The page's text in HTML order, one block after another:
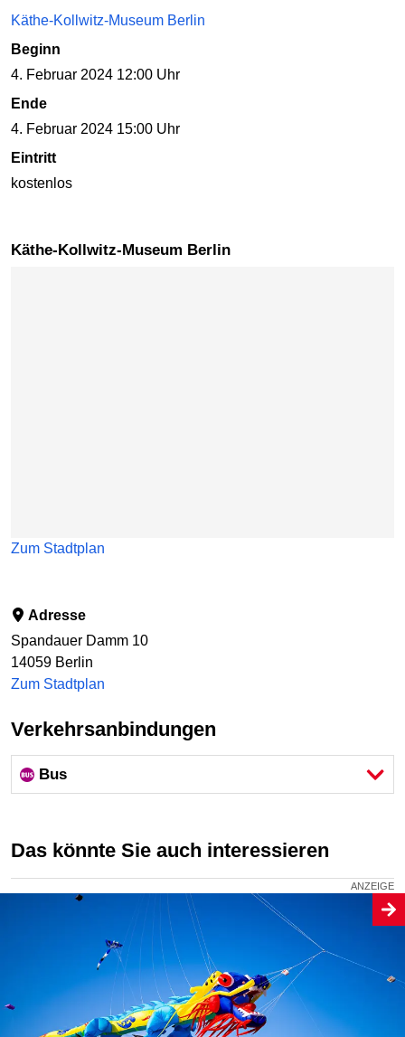
Käthe-Kollwitz-Museum Berlin
Beginn
4. Februar 2024 12:00 Uhr
Ende
4. Februar 2024 15:00 Uhr
Eintritt
kostenlos
Käthe-Kollwitz-Museum Berlin
Zum Stadtplan
Adresse
Spandauer Damm 10
14059 Berlin
Zum Stadtplan
Verkehrsanbindungen
Bus
Das könnte Sie auch interessieren